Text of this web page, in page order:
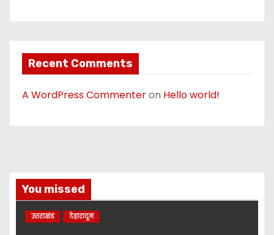
Recent Comments
A WordPress Commenteron Hello world!
You missed
उत्तराखंड देहारादून